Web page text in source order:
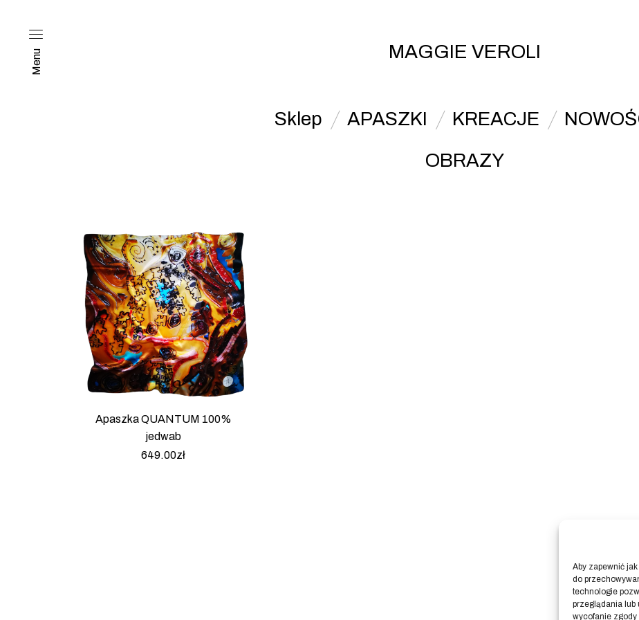
Aby zapewnić
do
technologie
przeglądania lub
wycofanie zgody
Menu MAGGIE VEROLI
Sklep APASZKI KREACJE
OBRAZY
Apaszka QUANTUM 100%
jedwab
649.00zł